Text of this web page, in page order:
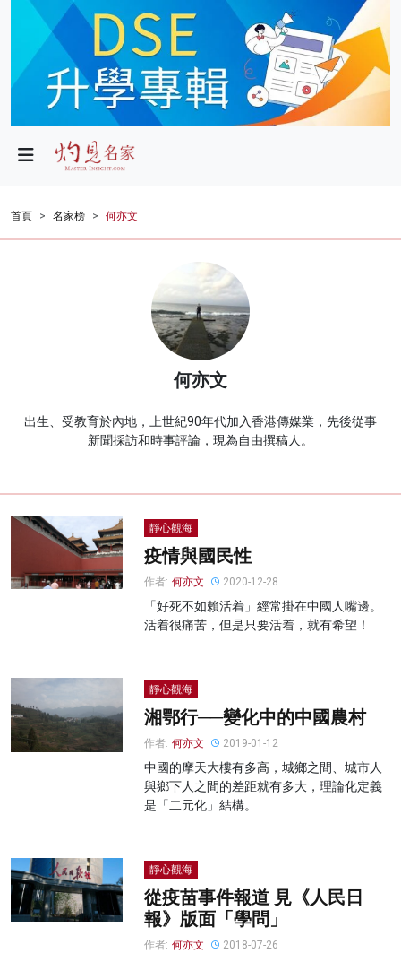
政局
財經
生活
名家榜
關於我們
首頁 名家榜 何亦文
何亦文
出生、受教育於內地，上世紀90年代加入香港傳媒業，先後從事
新聞採訪和時事評論，現為自由撰稿人。
靜心觀海
疫情與國民性
作者: 何亦文 2020-12-28
「好死不如賴活着」經常掛在中國人嘴邊。
活着很痛苦，但是只要活着，就有希望！
靜心觀海
湘鄂行──變化中的中國農村
作者: 何亦文 2019-01-12
中國的摩天大樓有多高，城鄉之間、城市人
與鄉下人之間的差距就有多大，理論化定義
是「二元化」結構。
靜心觀海
從疫苗事件報道 見《人民日
報》版面「學問」
作者: 何亦文 2018-07-26